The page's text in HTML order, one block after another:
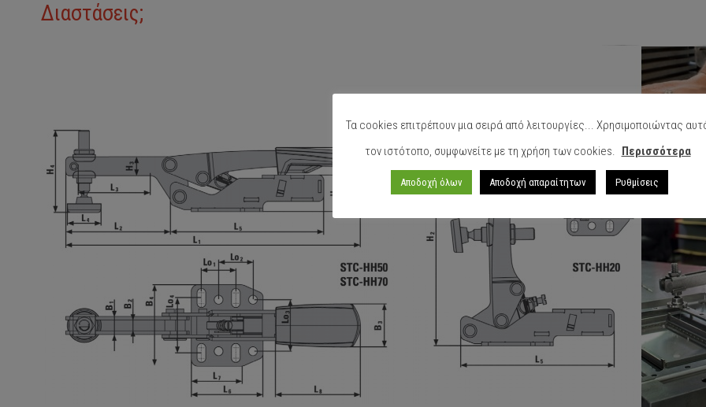
Διαστάσεις;
Τα cookies επιτρέπουν μια σειρά από λειτουργίες... Χρησιμοποιώντας
τον ιστότοπο, συμφωνείτε με τη χρήση των cookies. Περισσότερα
Αποδοχή όλων Αποδοχή απαραίτητων Ρυθμίσεις